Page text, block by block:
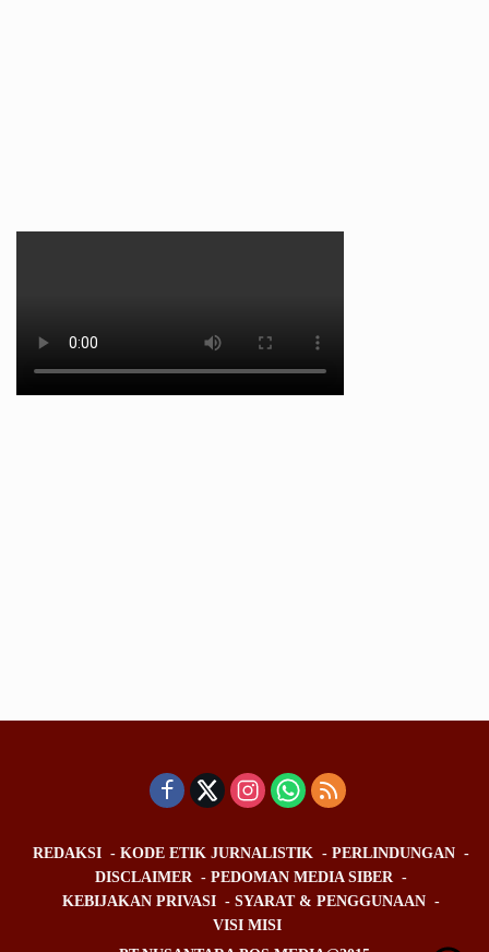
REDAKSI KODE ETIK JURNALISTIK
PERLINDUNGAN
DISCLAIMER
PEDOMAN MEDIA SIBER
KEBIJAKAN PRIVASI
SYARAT & PENGGUNAAN
VISI MISI